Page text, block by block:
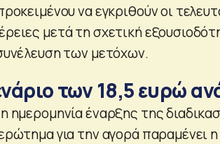
να εγκριθούν οι
μετά τη σχετική
των μετόχων.
των 18,5 ευρώ
ημερομηνία έναρξης της
για την αγορά παραμένει